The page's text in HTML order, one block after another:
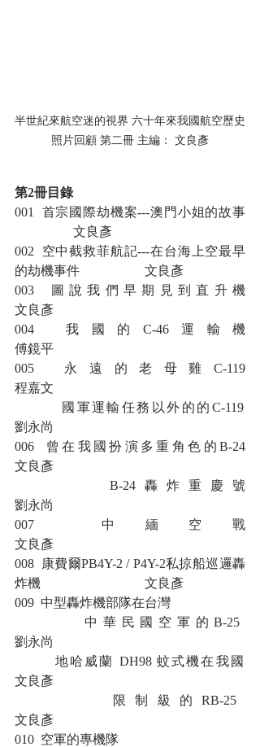
半世紀來航空迷的視界 六十年來我國航空歷史
照片回顧 第二冊 主編： 文良彥
第2冊目錄
001  首宗國際劫機案---澳門小姐的故事
                  文良彥
002  空中截救菲航記---在台海上空最早
的劫機事件 		文良彥
003  圖說我們早期見到直升機
文良彥
004  我國的C-46運輸機
傅鏡平
005  永遠的老母雞C-119
程嘉文
劉永尚
006  曾在我國扮演多重角色的B-24
文良彥
劉永尚
007  中緬空戰
文良彥
008  康費爾PB4Y-2 / P4Y-2私掠船巡邏轟
炸機				文良彥
009  中型轟炸機部隊在台灣
劉永尚
文良彥
文良彥
010  空軍的專機隊